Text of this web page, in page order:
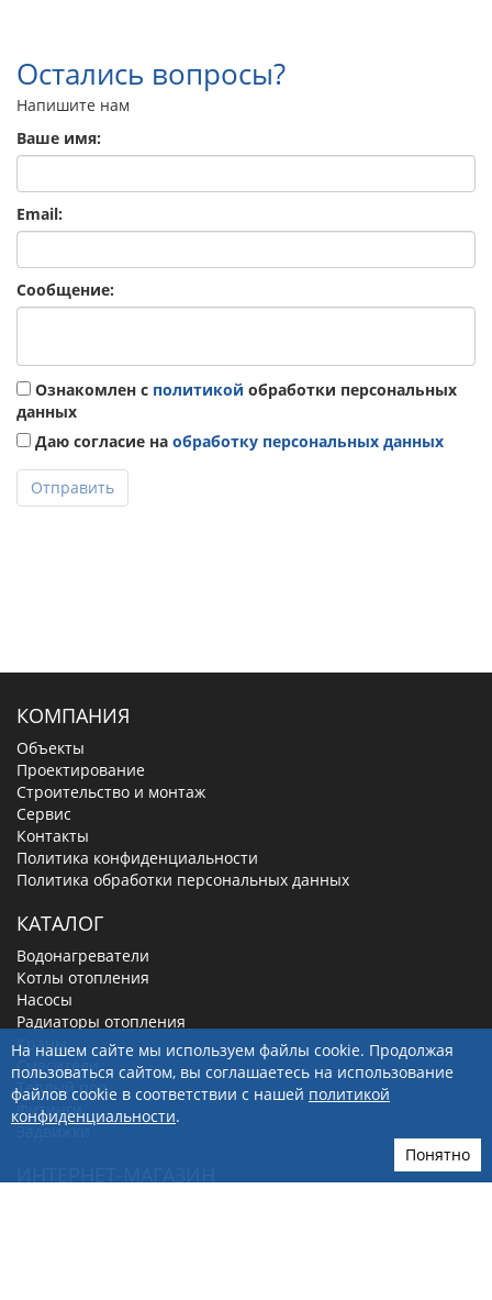
Остались вопросы?
Напишите нам
Ваше имя:
Email:
Сообщение:
Ознакомлен с политикой обработки персональных
данных
Даю согласие на обработку персональных данных
Отправить
КОМПАНИЯ
Объекты
Проектирование
Строительство и монтаж
Сервис
Контакты
Политика конфиденциальности
Политика обработки персональных данных
КАТАЛОГ
Водонагреватели
Котлы отопления
Насосы
Радиаторы отопления
Краны
Смесители
Теплый пол
Фитинги
Задвижки
На нашем сайте мы используем файлы cookie. Продолжая
пользоваться сайтом, вы соглашаетесь на использование
файлов cookie в соответствии с нашей политикой
конфиденциальности.
Понятно